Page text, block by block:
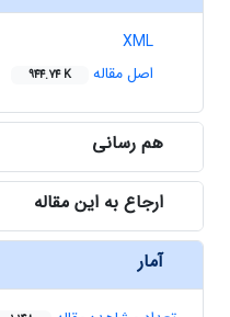
XML
اصل مقاله
944.74 K
هم رسانی
ارجاع به این مقاله
آمار